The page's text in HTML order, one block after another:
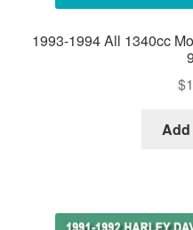
1993-1994 All 1340cc
$